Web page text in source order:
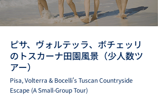
ピサ、ヴォルテッラ、ボチェッリ
のトスカーナ田園風景（少人数ツ
アー）
Pisa, Volterra & Bocelli's Tuscan Countryside
Escape (A Small-Group Tour)